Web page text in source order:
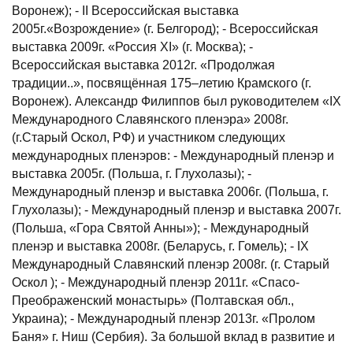
Воронеж); - II Всероссийская выставка
2005г.«Возрождение» (г. Белгород); - Всероссийская
выставка 2009г. «Россия XI» (г. Москва); -
Всероссийская выставка 2012г. «Продолжая
традиции..», посвящённая 175–летию Крамского (г.
Воронеж). Александр Филиппов был руководителем «IX
Международного Славянского пленэра» 2008г.
(г.Старый Оскол, РФ) и участником следующих
международных пленэров: - Международный пленэр и
выставка 2005г. (Польша, г. Глухолазы); -
Международный пленэр и выставка 2006г. (Польша, г.
Глухолазы); - Международный пленэр и выставка 2007г.
(Польша, «Гора Святой Анны»); - Международный
пленэр и выставка 2008г. (Беларусь, г. Гомель); - IX
Международный Славянский пленэр 2008г. (г. Старый
Оскол ); - Международный пленэр 2011г. «Спасо-
Преображенский монастырь» (Полтавская обл.,
Украина); - Международный пленэр 2013г. «Пролом
Баня» г. Ниш (Сербия). За большой вклад в развитие и